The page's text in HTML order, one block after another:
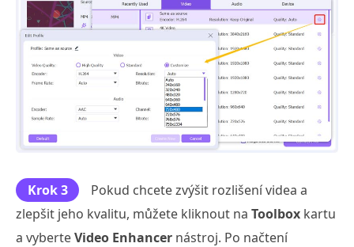
Krok 3
Pokud chcete zvýšit rozlišení videa a
zlepšit jeho kvalitu, můžete kliknout na Toolbox kartu
a vyberteVideo Enhancer nástroj. Po načtení